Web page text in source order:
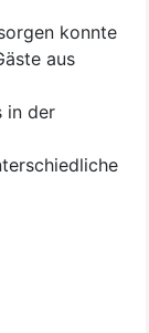
konnte
aus
in der